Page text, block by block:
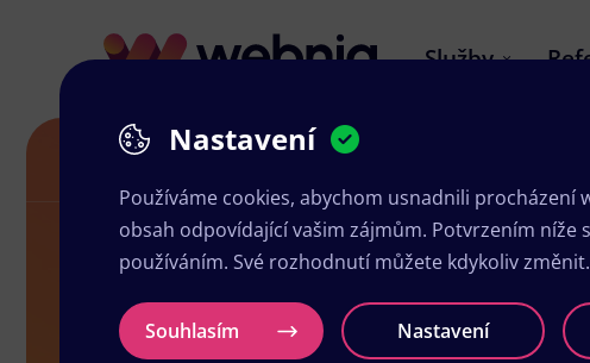
Služby
Návrh letáků v Nepomukách
Nastavení
Používáme cookies, abychom usnadnili procházení
obsah odpovídající vašim zájmům. Potvrzením níže
používáním. Své rozhodnutí můžete kdykoliv změnit.
Souhlasím Nastavení